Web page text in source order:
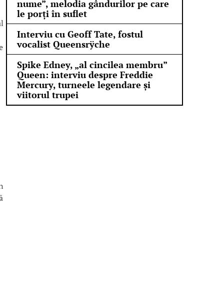
nume”, melodia gândurilor pe care
le porți în suflet
Interviu cu Geoff Tate, fostul
vocalist Queensrÿche
Spike Edney, „al cincilea membru”
Queen: interviu despre Freddie
Mercury, turneele legendare și
viitorul trupei